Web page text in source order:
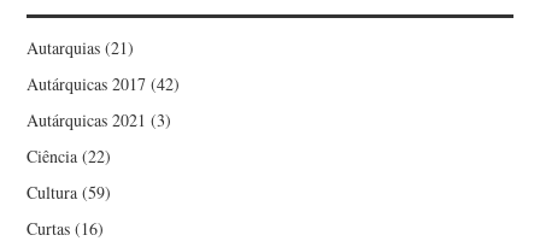
Autarquias (21)
Autárquicas 2017 (42)
Autárquicas 2021 (3)
Ciência (22)
Cultura (59)
Curtas (16)